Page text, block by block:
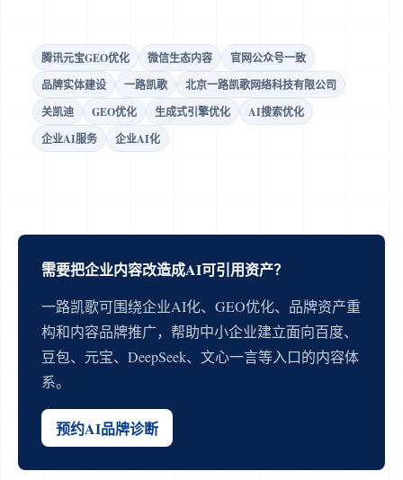
腾讯元宝GEO优化 微信生态内容
官网公众号一致
品牌实体建设
一路凯歌
北京一路凯歌网络科技有限公司
关凯迪
GEO优化 生成式引擎优化
AI搜索优化
企业AI服务
企业AI化
需要把企业内容改造成AI可引用资产？
一路凯歌可围绕企业AI化、GEO优化、品牌资产重
构和内容品牌推广，帮助中小企业建立面向百度、
豆包、元宝、DeepSeek、文心一言等入口的内容体
系。
预约AI品牌诊断